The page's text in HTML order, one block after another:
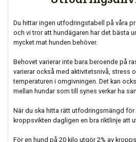
Du hittar ingen utfodringstabell på våra
och vi tror att hundägaren har det bästa
mycket mat hunden behöver.
Behovet varierar inte bara beroende på
varierar också med aktivitetsnivå, stress
temperaturen i omgivningen. Det kan
mellan hundar som till synes verkar ha
När du ska hitta rätt utfodringsmängd för
kroppsvikten dagligen en bra riktlinje att
För en hund på 20 kilo utgör 2% av